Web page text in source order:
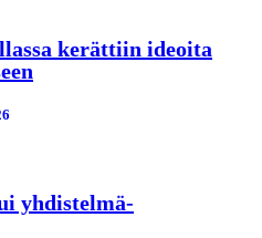
kerättiin ideoita
yhdistelmä-